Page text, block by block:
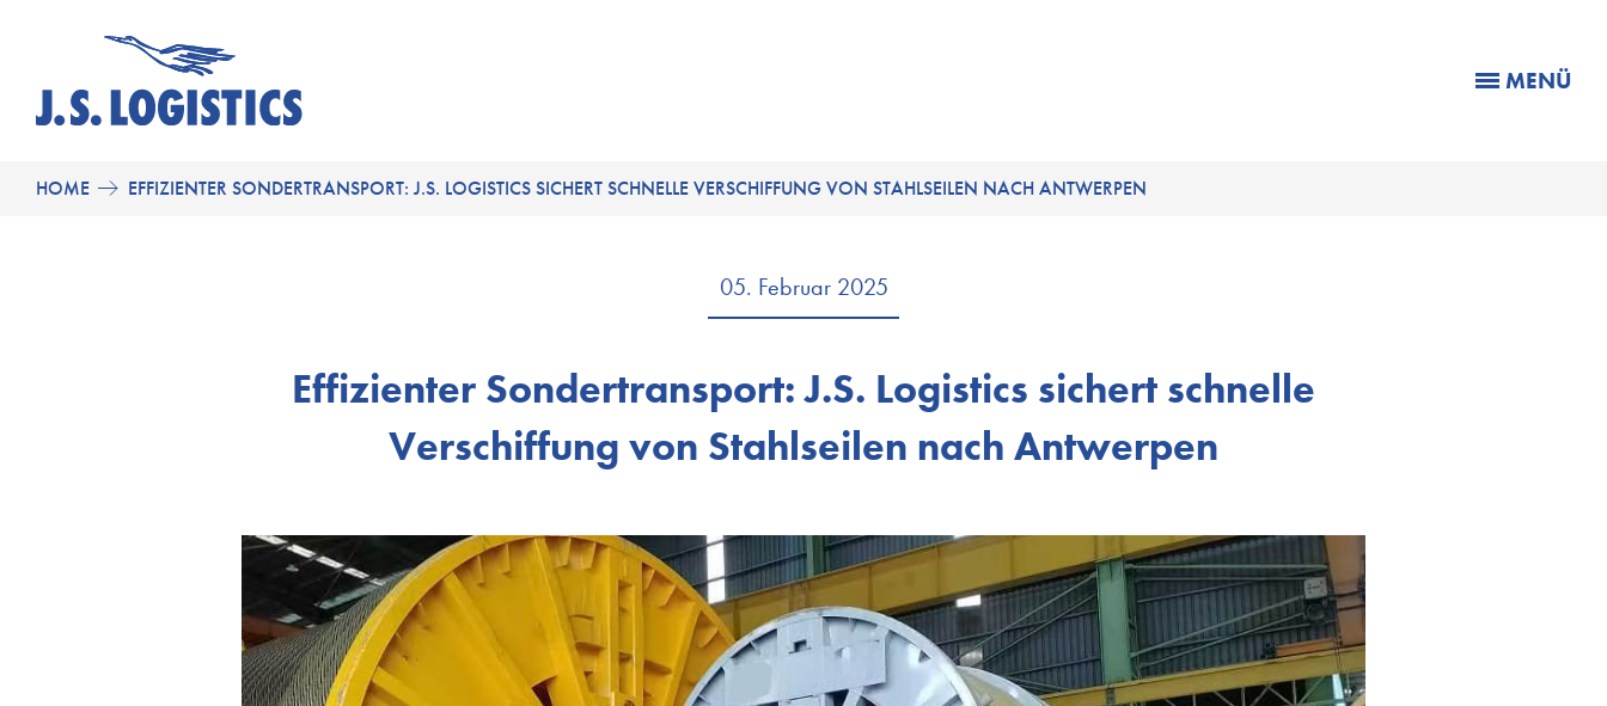
MENÜ
HOME EFFIZIENTER SONDERTRANSPORT: J.S. LOGISTICS SICHERT SCHNELLE VERSCHIFFUNG VON STAHLSEILEN NACH ANTWERPEN
05. Februar 2025
Effizienter Sondertransport: J.S. Logistics sichert schnelle
Verschiffung von Stahlseilen nach Antwerpen